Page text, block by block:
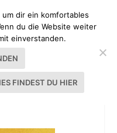
dir ein komfortables
du die Website weiter
einverstanden.
FINDEST DU HIER